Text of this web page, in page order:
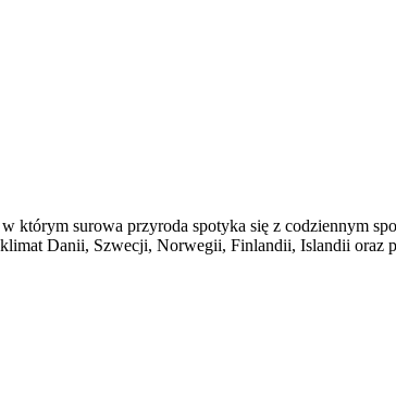
surowa przyroda spotyka się z codziennym
Danii, Szwecji, Norwegii, Finlandii, Islandii oraz